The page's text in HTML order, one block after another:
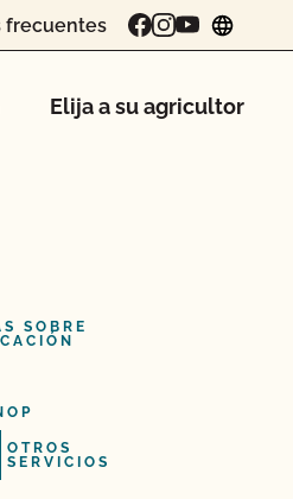
frecuentes
Elija a su agricultor
SOBRE
OTROS
SERVICIOS